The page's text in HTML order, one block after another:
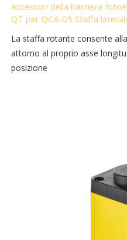
Accessori della barriera
QT per QCA-05 Staffa
La staffa rotante consente
attorno al proprio asse
posizione